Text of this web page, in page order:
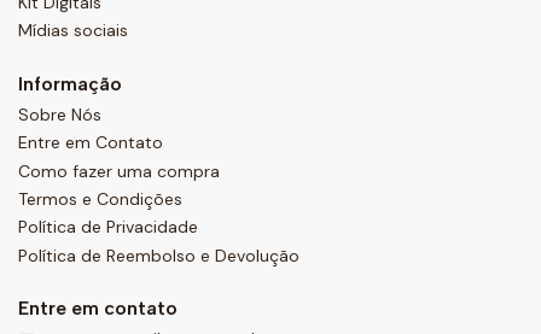
Mídias sociais
Informação
Sobre Nós
Entre em Contato
Como fazer uma compra
Termos e Condições
Política de Privacidade
Política de Reembolso e Devolução
Entre em contato